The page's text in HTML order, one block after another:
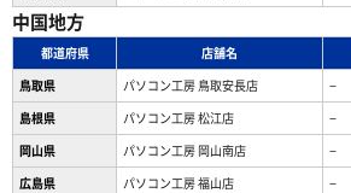
中国地方
都道府県 店舗名
鳥取県
パソコン工房 鳥取安長店 −
島根県
パソコン工房 松江店 −
岡山県
パソコン工房 岡山南店 −
広島県
パソコン工房 福山店 −